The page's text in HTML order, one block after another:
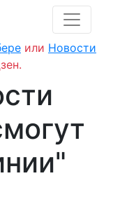
или Новости